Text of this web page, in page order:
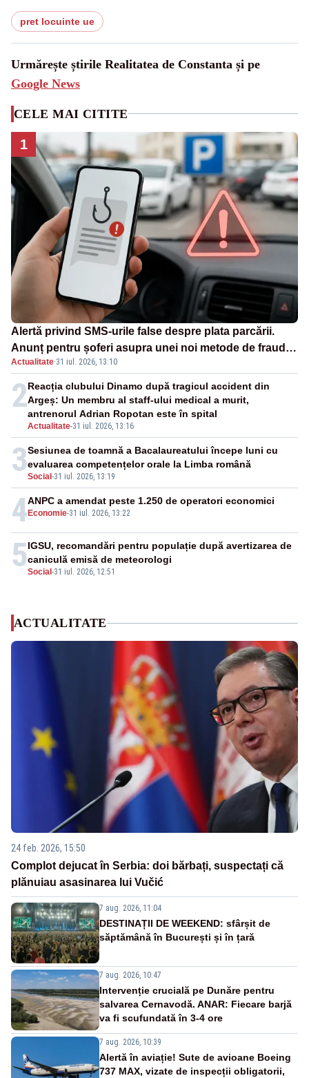
pret locuinte ue
Urmărește știrile Realitatea de Constanta și pe
Google News
CELE MAI CITITE
1
Alertă privind SMS-urile false despre plata parcării.
Anunț pentru șoferi asupra unei noi metode de fraudă
online
Actualitate·31 iul. 2026, 13:10
2
Actualitate-31 iul. 2026, 13:16
Reacția clubului Dinamo după tragicul accident din
Argeș: Un membru al staff-ului medical a murit,
antrenorul Adrian Ropotan este în spital
3Social -31 iul. 2026, 13:19
Sesiunea de toamnă a Bacalaureatului începe luni cu
evaluarea competențelor orale la Limba română
4 Economie-31 iul. 2026, 13:22
ANPC a amendat peste 1.250 de operatori economici
5Social -31 iul. 2026, 12:51
IGSU, recomandări pentru populație după avertizarea de
caniculă emisă de meteorologi
ACTUALITATE
24 feb. 2026, 15:50
Complot dejucat în Serbia: doi bărbați, suspectați că
plănuiau asasinarea lui Vučić
7 aug. 2026, 11:04
DESTINAȚII DE WEEKEND: sfârșit de
săptămână în București și în țară
7 aug. 2026, 10:47
Intervenție crucială pe Dunăre pentru
salvarea Cernavodă. ANAR: Fiecare barjă
va fi scufundată în 3-4 ore
7 aug. 2026, 10:39
Alertă în aviație! Sute de avioane Boeing
737 MAX, vizate de inspecții obligatorii,